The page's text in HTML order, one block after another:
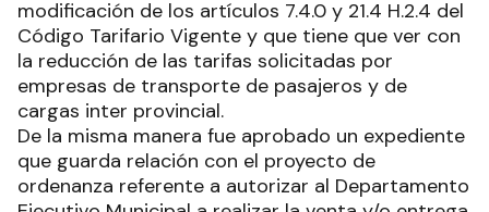
modificación de los artículos 7.4.0 y 21.4 H.2.4 del
Código Tarifario Vigente y que tiene que ver con
la reducción de las tarifas solicitadas por
empresas de transporte de pasajeros y de
cargas inter provincial.
De la misma manera fue aprobado un expediente
que guarda relación con el proyecto de
ordenanza referente a autorizar al Departamento